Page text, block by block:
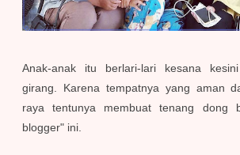
Anak-anak itu berlari-lari kesana
girang. Karena tempatnya yang aman
raya tentunya membuat tenang dong
blogger" ini.